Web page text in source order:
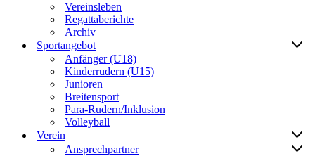
Vereinsleben
Regattaberichte
Archiv
Sportangebot
Anfänger (U18)
Kinderrudern (U15)
Junioren
Breitensport
Para-Rudern/Inklusion
Volleyball
Verein
Ansprechpartner